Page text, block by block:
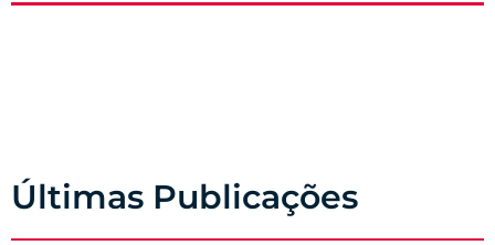
Últimas Publicações